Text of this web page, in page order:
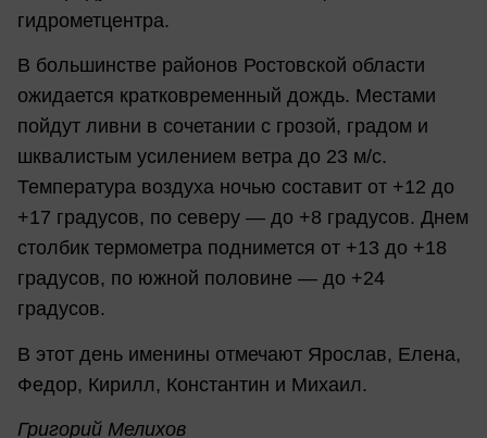
гидрометцентра.
В большинстве районов Ростовской области
ожидается кратковременный дождь. Местами
пойдут ливни в сочетании с грозой, градом и
шквалистым усилением ветра до 23 м/с.
Температура воздуха ночью составит от +12 до
+17 градусов, по северу — до +8 градусов. Днем
столбик термометра поднимется от +13 до +18
градусов, по южной половине — до +24
градусов.
В этот день именины отмечают Ярослав, Елена,
Федор, Кирилл, Константин и Михаил.
Григорий Мелихов